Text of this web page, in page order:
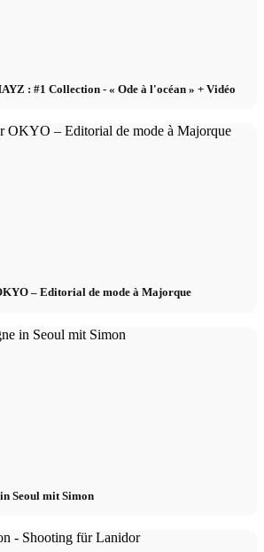
: #1 Collection - « Ode à l'océan » + Vidéo
– Editorial de mode à Majorque
Seoul mit Simon